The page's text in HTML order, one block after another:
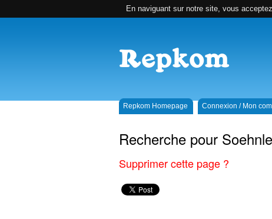
En naviguant sur notre site, vous
Repkom Homepage Connexion / Mon
Recherche pour
Supprimer cette page ?